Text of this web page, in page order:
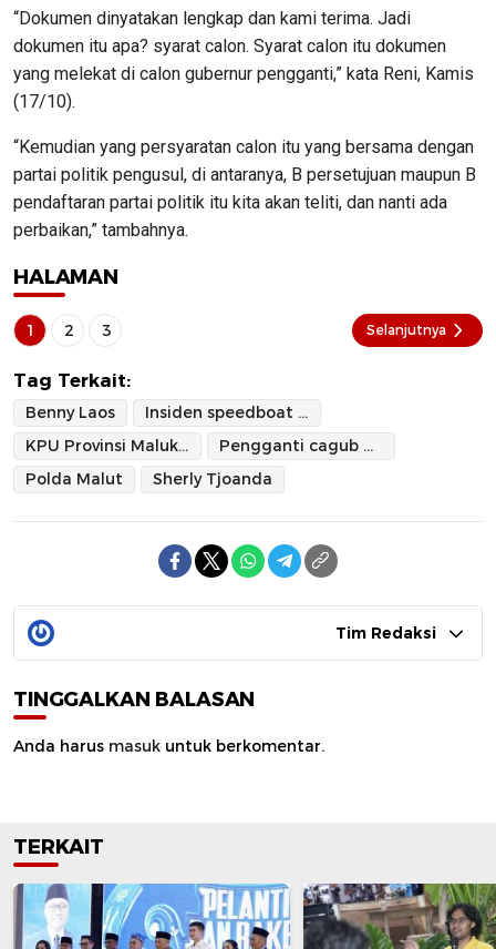
“Dokumen dinyatakan lengkap dan kami terima. Jadi
dokumen itu apa? syarat calon. Syarat calon itu dokumen
yang melekat di calon gubernur pengganti,” kata Reni, Kamis
(17/10).
“Kemudian yang persyaratan calon itu yang bersama dengan
partai politik pengusul, di antaranya, B persetujuan maupun B
pendaftaran partai politik itu kita akan teliti, dan nanti ada
perbaikan,” tambahnya.
HALAMAN
1 2 3 Selanjutnya
Tag Terkait:
Benny Laos
Insiden speedboat Bela 72
KPU Provinsi Maluku Utara
Pengganti cagub malut
Polda Malut
Sherly Tjoanda
Tim Redaksi
TINGGALKAN BALASAN
Anda harus masuk untuk berkomentar.
TERKAIT